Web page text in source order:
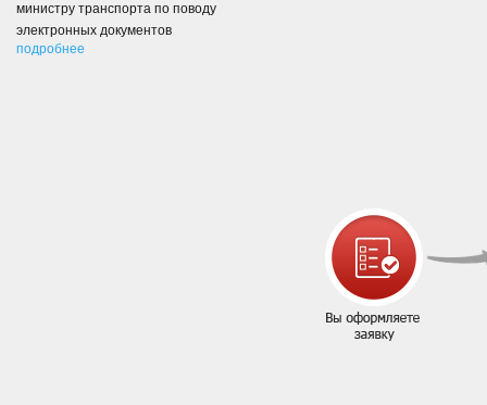
министру транспорта по поводу
электронных документов
подробнее